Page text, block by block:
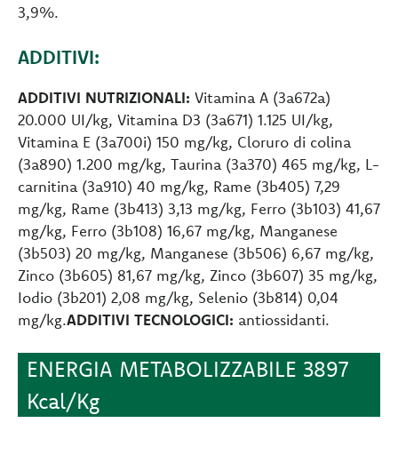
3,9%.
ADDITIVI:
ADDITIVI NUTRIZIONALI: Vitamina A (3a672a)
20.000 UI/kg, Vitamina D3 (3a671) 1.125 UI/kg,
Vitamina E (3a700i) 150 mg/kg, Cloruro di colina
(3a890) 1.200 mg/kg, Taurina (3a370) 465 mg/kg, L-
carnitina (3a910) 40 mg/kg, Rame (3b405) 7,29
mg/kg, Rame (3b413) 3,13 mg/kg, Ferro (3b103) 41,67
mg/kg, Ferro (3b108) 16,67 mg/kg, Manganese
(3b503) 20 mg/kg, Manganese (3b506) 6,67 mg/kg,
Zinco (3b605) 81,67 mg/kg, Zinco (3b607) 35 mg/kg,
Iodio (3b201) 2,08 mg/kg, Selenio (3b814) 0,04
mg/kg.ADDITIVI TECNOLOGICI: antiossidanti.
ENERGIA METABOLIZZABILE 3897
Kcal/Kg